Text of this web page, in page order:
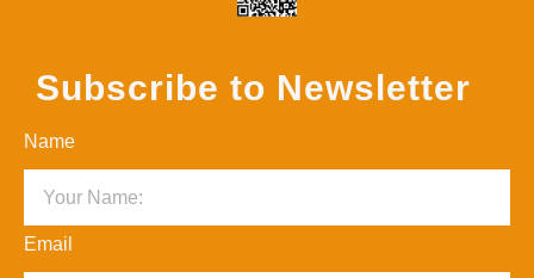
Subscribe to Newsletter
Name
Email